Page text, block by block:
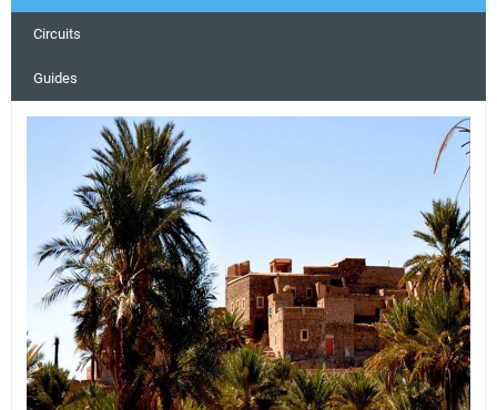
Circuits
Guides